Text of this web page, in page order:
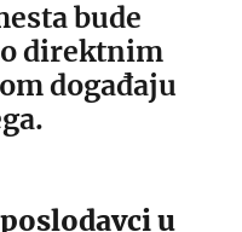
bude
direktnim
događaju
poslodavci u